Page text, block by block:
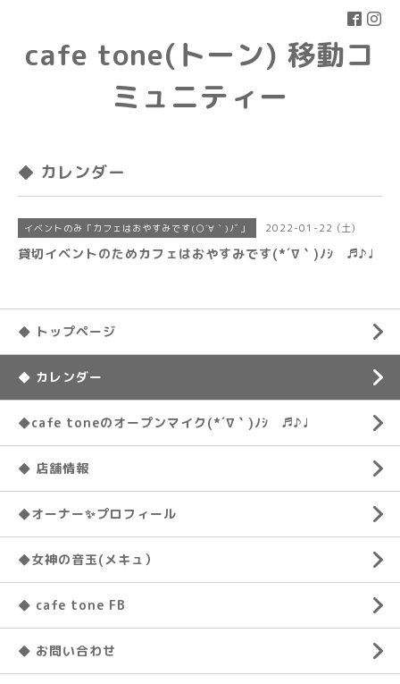
cafe tone(トーン) 移動コ
ミュニティー
◆ カレンダー
イベントのみ「カフェはおやすみです(○´∀｀)ﾉﾞ」 2022-01-22 (土)
貸切イベントのためカフェはおやすみです(*´∇｀)ﾉｼ ♬♪♩
◆ トップページ
◆ カレンダー
◆cafe toneのオープンマイク(*´∇｀)ﾉｼ ♬♪♩
◆ 店舗情報
◆オーナー✨プロフィール
◆女神の音玉(メキュ）
◆ cafe tone FB
◆ お問い合わせ